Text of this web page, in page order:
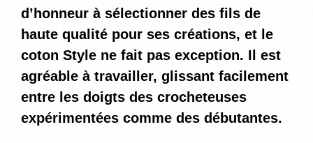
d’honneur à sélectionner des fils de
haute qualité pour ses créations, et le
coton Style ne fait pas exception. Il est
agréable à travailler, glissant facilement
entre les doigts des crocheteuses
expérimentées comme des débutantes.